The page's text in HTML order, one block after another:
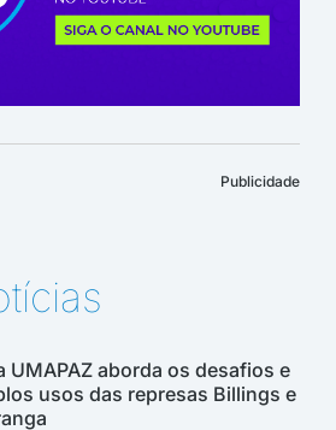
Publicidade
UMAPAZ aborda os desafios e
usos das represas Billings e